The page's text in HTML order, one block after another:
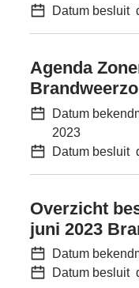
Datum besluit
Agenda
Datum
2023
Datum besluit
Overzicht
juni 2023
Datum
Datum besluit